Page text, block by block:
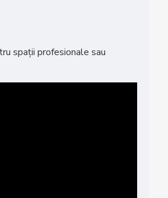
spații profesionale sau